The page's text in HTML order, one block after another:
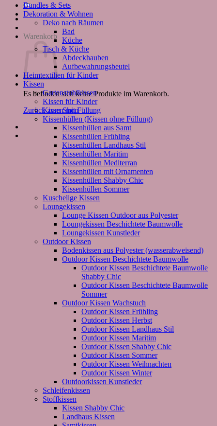
Warenkorb
Es befinden sich keine Produkte im Warenkorb.
Zurück zum Shop
Bundles & Sets
Dekoration & Wohnen
Deko nach Räumen
Bad
Küche
Tisch & Küche
Abdeckhauben
Aufbewahrungsbeutel
Heimtextilien für Kinder
Kissen
Gartenstuhlkissen
Kissen für Kinder
Kissen mit Füllung
Kissenhüllen (Kissen ohne Füllung)
Kissenhüllen aus Samt
Kissenhüllen Frühling
Kissenhüllen Landhaus Stil
Kissenhüllen Maritim
Kissenhüllen Mediterran
Kissenhüllen mit Ornamenten
Kissenhüllen Shabby Chic
Kissenhüllen Sommer
Kuschelige Kissen
Loungekissen
Lounge Kissen Outdoor aus Polyester
Loungekissen Beschichtete Baumwolle
Loungekissen Kunstleder
Outdoor Kissen
Bodenkissen aus Polyester (wasserabweisend)
Outdoor Kissen Beschichtete Baumwolle
Outdoor Kissen Beschichtete Baumwolle
Shabby Chic
Outdoor Kissen Beschichtete Baumwolle
Sommer
Outdoor Kissen Wachstuch
Outdoor Kissen Frühling
Outdoor Kissen Herbst
Outdoor Kissen Landhaus Stil
Outdoor Kissen Maritim
Outdoor Kissen Shabby Chic
Outdoor Kissen Sommer
Outdoor Kissen Weihnachten
Outdoor Kissen Winter
Outdoorkissen Kunstleder
Schleifenkissen
Stoffkissen
Kissen Shabby Chic
Landhaus Kissen